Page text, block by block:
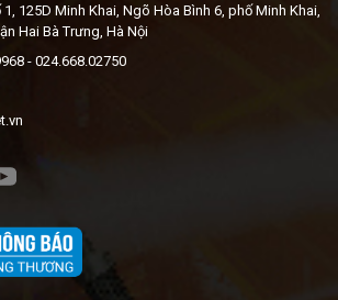
125D Minh Khai, Ngõ Hòa Bình 6, phố Minh Khai,
Hai Bà Trưng, Hà Nội
- 024.668.02750